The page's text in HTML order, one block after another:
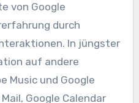
von Google
durch
In jüngster
auf andere
Music und Google
Google Calendar